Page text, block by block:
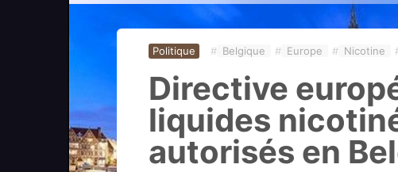
Politique # Belgique # Europe # Nicotine
Directive
liquides
autorisés en